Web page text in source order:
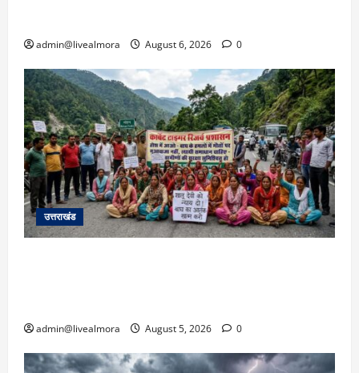
admin@livealmora August 6, 2026 0
उत्तराखंड
admin@livealmora August 5, 2026 0